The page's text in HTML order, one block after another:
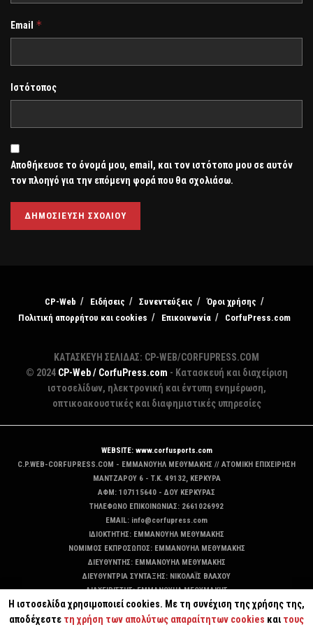
Email *
Ιστότοπος
Αποθήκευσε το όνομά μου, email, και τον ιστότοπο μου σε αυτόν
τον πλοηγό για την επόμενη φορά που θα σχολιάσω.
CP-Web Ειδήσεις Συνεντεύξεις
Όροι χρήσης
Πολιτική απορρήτου και cookies
Επικοινωνία CorfuPress.com
ΚΑΤΑΣΚΕΥΗ ΣΕΛΙΔΑΣ: CP-WEB/CORFUPRESS.COM
© 2024 CP-Web / CorfuPress.com - Κατασκευή και διαχείριση
ιστοσελίδων, ηλεκτρονική και έντυπη ενημέρωση,
οπτικοακουστικές και διαφημιστικές υπηρεσίες
WEBSITE: www.corfusports.com
C.P.WEB-CORFUPRESS.COM - ΕΜΜΑΝΟΥΗΛ ΜΕΘΥΜΑΚΗΣ // ΑΤΟΜΙΚΗ ΕΠΙΧΕΙΡΗΣΗ
MANTZAΡΟΥ 6 - T.K. 49132, ΚΕΡΚΥΡΑ
ΑΦΜ: 107115640 - ΔΟΥ ΚΕΡΚΥΡΑΣ
ΤΗΛΕΦΩΝΟ ΕΠΙΚΟΙΝΩΝΙΑΣ: 2661026992
EMAIL: info@corfupress.com
ΙΔΙΟΚΤΗΤΗΣ: EMMANOYΗΛ ΜΕΘΥΜΑΚΗΣ
ΝΟΜΙΜΟΣ ΕΚΠΡΟΣΩΠΟΣ: EMMANOYΗΛ ΜΕΘΥΜΑΚΗΣ
ΔΙΕΥΘΥΝΤΗΣ: EMMANOYΗΛ ΜΕΘΥΜΑΚΗΣ
ΔΙΕΥΘΥΝΤΡΙΑ ΣΥΝΤΑΞΗΣ: ΝΙΚΟΛΑΪΣ ΒΛΑΧΟΥ
ΔΙΑΧΕΙΡΙΣΤΗΣ: EMMANOYΗΛ ΜΕΘΥΜΑΚΗΣ
ΔΙΚΑΙΟΥΧΟΣ DOMAIN: ΕΜΜΑΝΟΥΗΛ ΜΕΘΥΜΑΚΗΣ
Η ιστοσελίδα χρησιμοποιεί cookies. Με τη συνέχιση της χρήσης της,
αποδέχεστε τη χρήση των απολύτως απαραίτητων cookies και τους